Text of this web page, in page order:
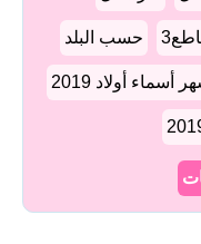
حسب البلد
أسماء أولاد 2019